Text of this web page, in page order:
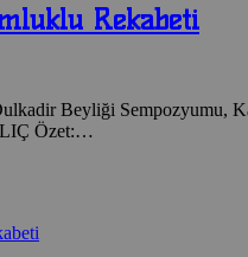
Rekabeti
Beyliği Sempozyumu,
Özet:…